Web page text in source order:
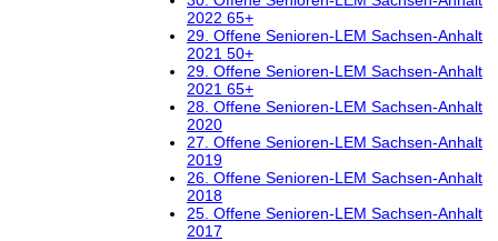
2022 65+
29. Offene Senioren-LEM Sachsen-Anhalt
2021 50+
29. Offene Senioren-LEM Sachsen-Anhalt
2021 65+
28. Offene Senioren-LEM Sachsen-Anhalt
2020
27. Offene Senioren-LEM Sachsen-Anhalt
2019
26. Offene Senioren-LEM Sachsen-Anhalt
2018
25. Offene Senioren-LEM Sachsen-Anhalt
2017